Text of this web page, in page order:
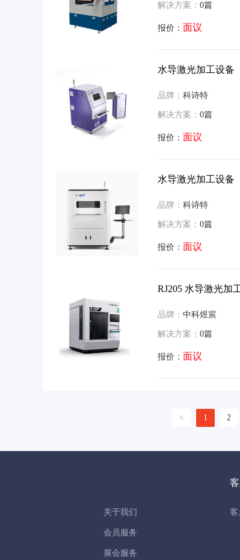
解决方案： 0篇
报价： 面议
水导激光加工设备
品牌： 科诗特
解决方案： 0篇
报价： 面议
水导激光加工设备
品牌： 科诗特
解决方案： 0篇
报价： 面议
RJ205 水导激光加
品牌： 中科煜宸
解决方案： 0篇
报价： 面议
< 1 2
关于我们
会员服务
展会服务
客